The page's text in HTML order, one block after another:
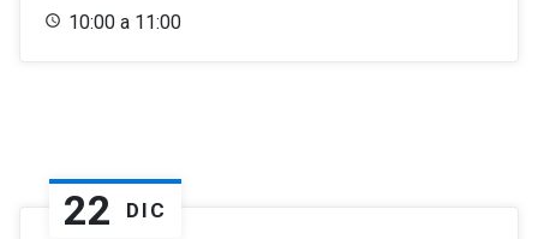
10:00 a 11:00
22 DIC